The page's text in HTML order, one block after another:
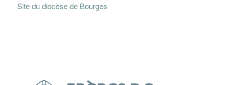
Site du diocèse de Bourges